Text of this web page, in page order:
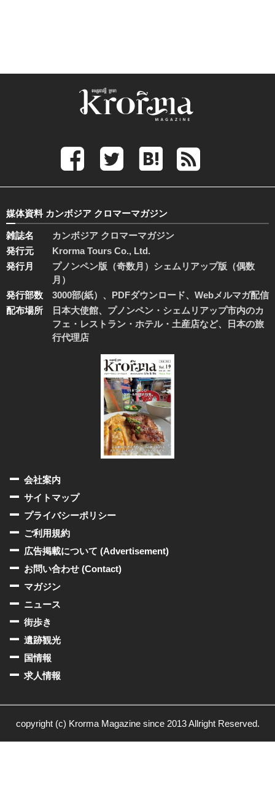
媒体資料 カンボジア クロマーマガジン
雑誌名
カンボジア クロマーマガジン
発行元
Krorma Tours Co., Ltd.
発行月
プノンペン版（奇数月）シェムリアップ版（偶数
月）
発行部数
3000部(紙）、PDFダウンロード、Webメルマガ配信
配布場所
日本大使館、プノンペン・シェムリアップ市内のカ
フェ・レストラン・ホテル・土産店など、日本の旅
行代理店
会社案内
サイトマップ
プライバシーポリシー
ご利用規約
広告掲載について (Advertisement)
お問い合わせ (Contact)
マガジン
ニュース
街歩き
遺跡観光
国情報
求人情報
copyright (c) Krorma Magazine since 2013 Allright Reserved.